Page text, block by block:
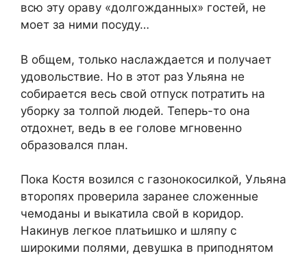
всю эту ораву «долгожданных» гостей, не
моет за ними посуду…
В общем, только наслаждается и получает
удовольствие. Но в этот раз Ульяна не
собирается весь свой отпуск потратить на
уборку за толпой людей. Теперь-то она
отдохнет, ведь в ее голове мгновенно
образовался план.
Пока Костя возился с газонокосилкой, Ульяна
второпях проверила заранее сложенные
чемоданы и выкатила свой в коридор.
Накинув легкое платьишко и шляпу с
широкими полями, девушка в приподнятом